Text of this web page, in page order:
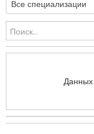
Все специализации
Данных